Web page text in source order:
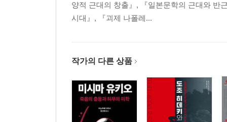
제3부_ 투기投企로서의 아시아주의 863
제4장 아시아주의 외교론의 딜레마 926
제5장 열린 지역주의로 950
종 장 공간 아시아의 존재이유를 둘러싸고 956
제1절 ‘지리상의 명의’, 그리고 거울로서의 아시아
양적 근대의 창출』, 『일본문학의 근대와 반
시대』, 『괴제 나폴레...
작가의 다른 상품